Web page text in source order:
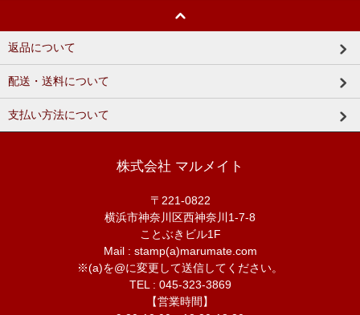
返品について
配送・送料について
支払い方法について
株式会社 マルメイト
〒221-0822
横浜市神奈川区西神奈川1-7-8
ことぶきビル1F
Mail : stamp(a)marumate.com
※(a)を@に変更して送信してください。
TEL : 045-323-3869
【営業時間】